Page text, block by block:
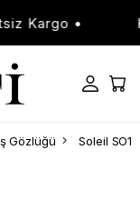
Kargo •
Gözlüğü Soleil